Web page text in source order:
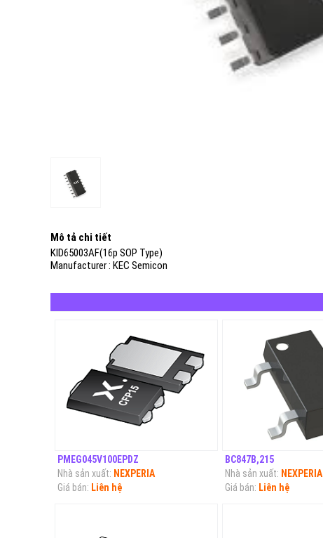
Mô tả chi tiết
KID65003AF(16p SOP Type)
Manufacturer : KEC Semicon
PMEG045V100EPDZ
Nhà sản xuất: NEXPERIA
Giá bán: Liên hệ
BC847B,215
Nhà sản xuất: NEXPERIA
Giá bán: Liên hệ